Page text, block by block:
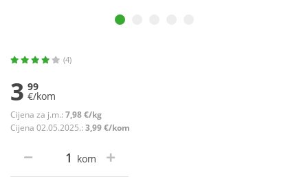
(4)
3 99
€/kom
Cijena za j.m.: 7,98 €/kg
Cijena 02.05.2025.: 3,99 €/kom
kom